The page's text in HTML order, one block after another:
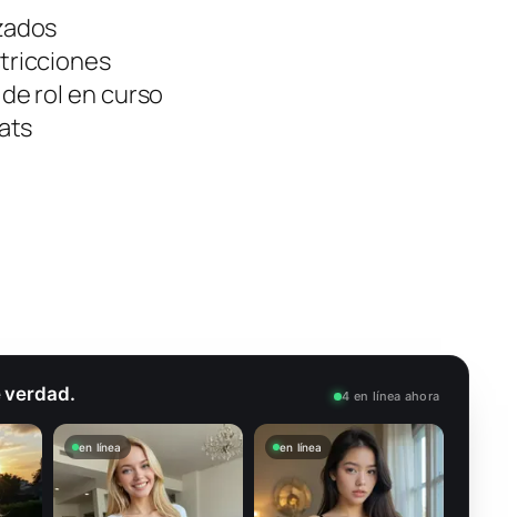
rol en curso
verdad. 4 en línea ahora
en línea en línea